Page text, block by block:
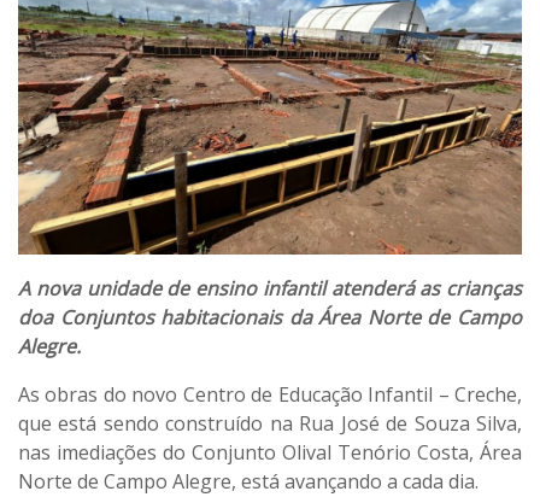
A nova unidade de ensino infantil atenderá as crianças
doa Conjuntos habitacionais da Área Norte de Campo
Alegre.
As obras do novo Centro de Educação Infantil – Creche,
que está sendo construído na Rua José de Souza Silva,
nas imediações do Conjunto Olival Tenório Costa, Área
Norte de Campo Alegre, está avançando a cada dia.